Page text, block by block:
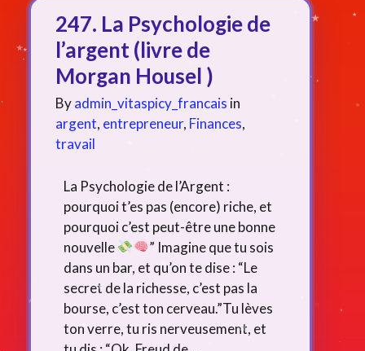
247. La Psychologie de
l’argent (livre de
Morgan Housel )
Byadmin_vitaspicy_francais in
argent, entrepreneur, Finances,
travail
La Psychologie de l’Argent :
pourquoi t’es pas (encore) riche, et
pourquoi c’est peut-être une bonne
nouvelle
” Imagine que tu sois
dans un bar, et qu’on te dise : “Le
secret de la richesse, c’est pas la
bourse, c’est ton cerveau.”Tu lèves
ton verre, tu ris nerveusement, et